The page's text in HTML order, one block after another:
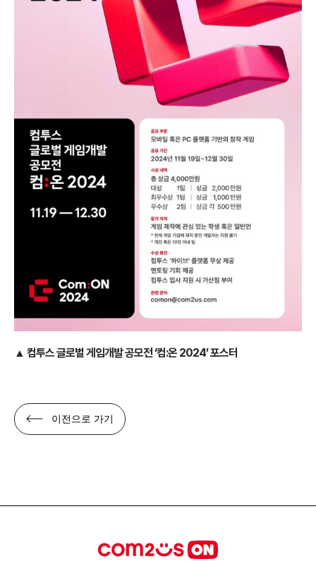
▲ 컴투스 글로벌 게임개발 공모전 ‘컴:온 2024’ 포스터
이전으로 가기